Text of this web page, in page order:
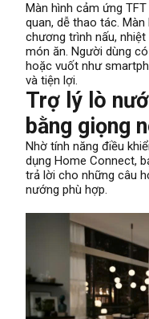
Màn hình cảm ứng
quan, dễ thao tác.
chương trình nấu,
món ăn. Người dùng
hoặc vuốt như
và tiện lợi.
Trợ lý lò
bằng giọng
Nhờ tính năng điều
dụng Home Connect,
trả lời cho những câu
nướng phù hợp.